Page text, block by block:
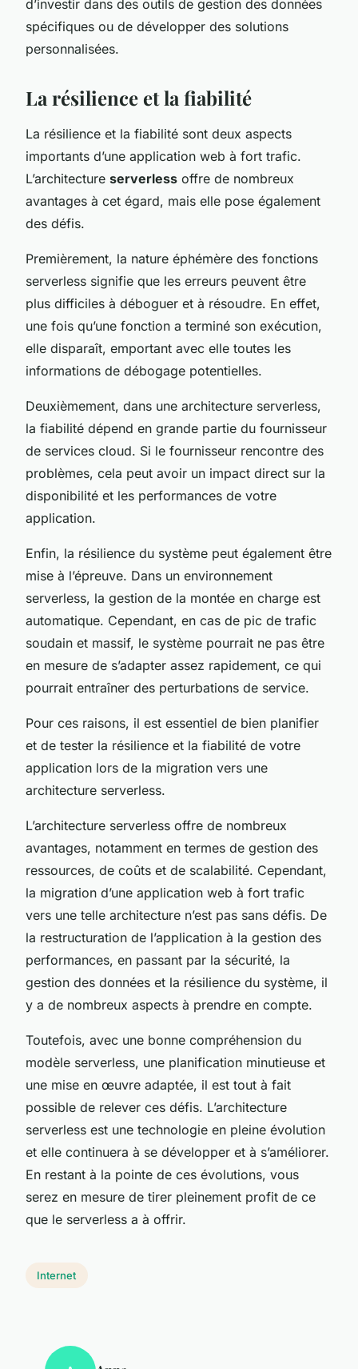
d’investir dans des outils de gestion des données
spécifiques ou de développer des solutions
personnalisées.
La résilience et la fiabilité
La résilience et la fiabilité sont deux aspects
importants d’une application web à fort trafic.
L’architecture serverless offre de nombreux
avantages à cet égard, mais elle pose également
des défis.
Premièrement, la nature éphémère des fonctions
serverless signifie que les erreurs peuvent être
plus difficiles à déboguer et à résoudre. En effet,
une fois qu’une fonction a terminé son exécution,
elle disparaît, emportant avec elle toutes les
informations de débogage potentielles.
Deuxièmement, dans une architecture serverless,
la fiabilité dépend en grande partie du fournisseur
de services cloud. Si le fournisseur rencontre des
problèmes, cela peut avoir un impact direct sur la
disponibilité et les performances de votre
application.
Enfin, la résilience du système peut également être
mise à l’épreuve. Dans un environnement
serverless, la gestion de la montée en charge est
automatique. Cependant, en cas de pic de trafic
soudain et massif, le système pourrait ne pas être
en mesure de s’adapter assez rapidement, ce qui
pourrait entraîner des perturbations de service.
Pour ces raisons, il est essentiel de bien planifier
et de tester la résilience et la fiabilité de votre
application lors de la migration vers une
architecture serverless.
L’architecture serverless offre de nombreux
avantages, notamment en termes de gestion des
ressources, de coûts et de scalabilité. Cependant,
la migration d’une application web à fort trafic
vers une telle architecture n’est pas sans défis. De
la restructuration de l’application à la gestion des
performances, en passant par la sécurité, la
gestion des données et la résilience du système, il
y a de nombreux aspects à prendre en compte.
Toutefois, avec une bonne compréhension du
modèle serverless, une planification minutieuse et
une mise en œuvre adaptée, il est tout à fait
possible de relever ces défis. L’architecture
serverless est une technologie en pleine évolution
et elle continuera à se développer et à s’améliorer.
En restant à la pointe de ces évolutions, vous
serez en mesure de tirer pleinement profit de ce
que le serverless a à offrir.
Internet